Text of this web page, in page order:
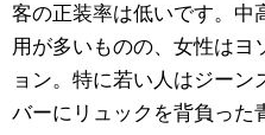
客の正装率は低いです。中
用が多いものの、女性はヨ
ョン。特に若い人はジー
バーにリュックを背負った